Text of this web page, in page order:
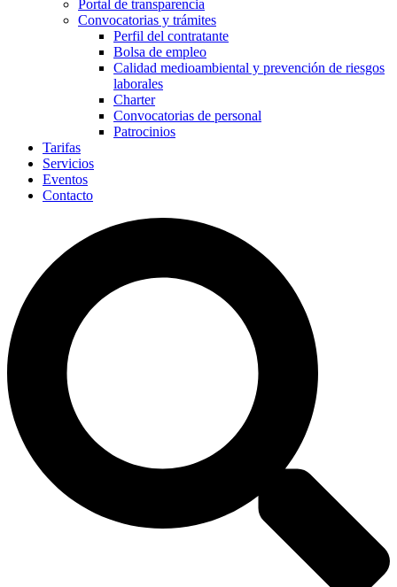
Portal de transparencia
Convocatorias y trámites
Perfil del contratante
Bolsa de empleo
Calidad medioambiental y prevención de riesgos
laborales
Charter
Convocatorias de personal
Patrocinios
Tarifas
Servicios
Eventos
Contacto